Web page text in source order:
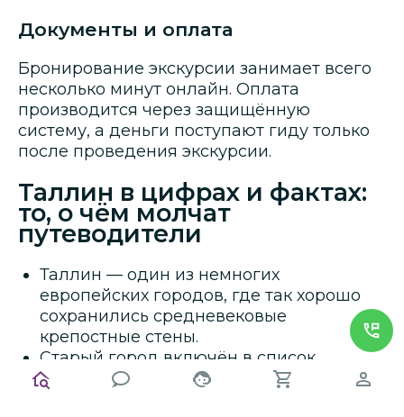
Документы и оплата
Бронирование экскурсии занимает всего
несколько минут онлайн. Оплата
производится через защищённую
систему, а деньги поступают гиду только
после проведения экскурсии.
Таллин в цифрах и фактах:
то, о чём молчат
путеводители
Таллин — один из немногих
европейских городов, где так хорошо
сохранились средневековые
крепостные стены.
Старый город включён в список
Всемирного наследия ЮНЕСКО.